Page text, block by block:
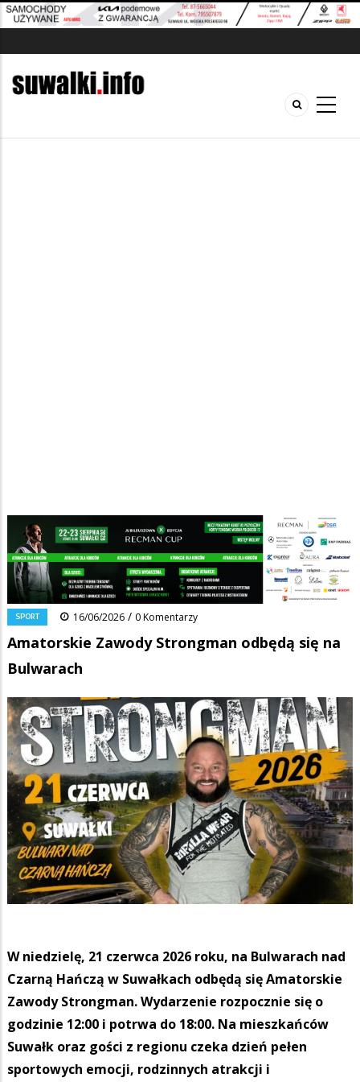
Ścieżka
nawigacyjna
Strona główna/Wiadomości/Sport
/
Amatorskie Zawody Strongman odbędą się na Bulwarach
FacebookPinterestTumblr Reddit Share
SPORT 16/06/2026 / 0 Komentarzy
Amatorskie Zawody Strongman odbędą się na
Bulwarach
W niedzielę, 21 czerwca 2026 roku, na Bulwarach nad
Czarną Hańczą w Suwałkach odbędą się Amatorskie
Zawody Strongman. Wydarzenie rozpocznie się o
godzinie 12:00 i potrwa do 18:00. Na mieszkańców
Suwałk oraz gości z regionu czeka dzień pełen
sportowych emocji, rodzinnych atrakcji i